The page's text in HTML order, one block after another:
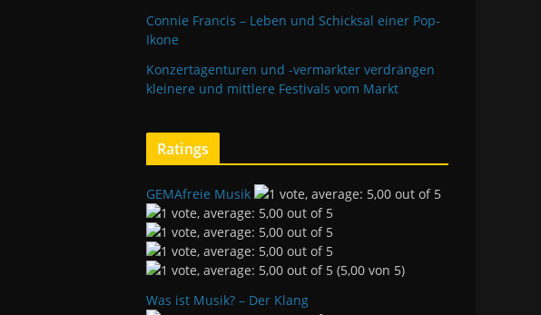
Connie Francis – Leben und Schicksal einer Pop-
Ikone
Konzertagenturen und -vermarkter verdrängen
kleinere und mittlere Festivals vom Markt
Ratings
GEMAfreie Musik
(5,00 von 5)
Was ist Musik? – Der Klang